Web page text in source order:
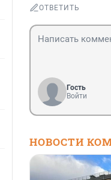
ОТВЕТИТЬ
Гость
Войти
НОВОСТИ